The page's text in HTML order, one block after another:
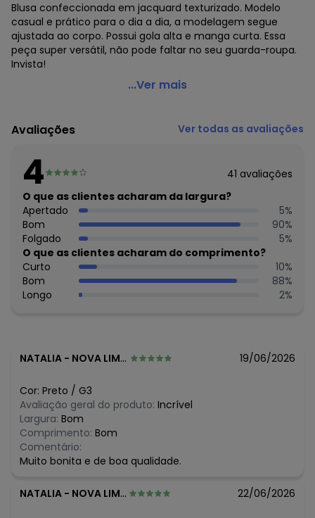
Blusa confeccionada em jacquard texturizado. Modelo
casual e prático para o dia a dia, a modelagem segue
ajustada ao corpo. Possui gola alta e manga curta. Essa
peça super versátil, não pode faltar no seu guarda-roupa.
Invista!
Malwee - Blusa Justa Texturizada Plus Marrom
Comprimento da manga: Curta
Fornecedor: MALWEE MALHAS LTDA / CNPJ 84.429.737/0001-
Feito: Brasil
Cuidados para conservação do produto: Temperatura
máxima de lavagem 30C. Não alvejar. Não passar sobre a
estampa.
Tecido: Jacquard texturizado
Composição: Poliéster 85% como mínimo
Histórico de preços
O preço apresentado abaixo é o menor oferecido em
algum dia do mês, para o menor tamanho disponível.
maio/2026 R$ 41,7
março/2026
fevereiro/2026
...Ver mais
Avaliações Ver todas as avaliações
4 41 avaliações
O que as clientes acharam da largura?
Apertado
5%
Bom
90%
Folgado
5%
O que as clientes acharam do comprimento?
Curto
10%
Bom
88%
Longo
2%
NATALIA - NOVA LIMA - MG 19/06/2026
Cor: Preto / G3
Avaliação geral do produto: Incrível
Largura: Bom
Comprimento: Bom
Comentário:
Muito bonita e de boa qualidade.
NATALIA - NOVA LIMA - MG 22/06/2026